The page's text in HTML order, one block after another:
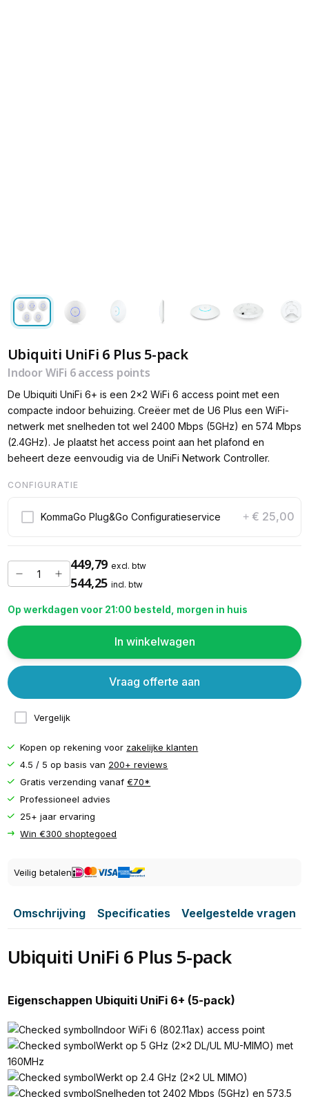
Ubiquiti UniFi 6 Plus 5-pack
Indoor WiFi 6 access points
De Ubiquiti UniFi 6+ is een 2x2 WiFi 6 access point met een
compacte indoor behuizing. Creëer met de U6 Plus een WiFi-
netwerk met snelheden tot wel 2400 Mbps (5GHz) en 574 Mbps
(2.4GHz). Je plaatst het access point aan het plafond en
beheert deze eenvoudig via de UniFi Network Controller.
CONFIGURATIE
KommaGo Plug&Go Configuratieservice + € 25,00
449,79 excl. btw
544,25 incl. btw
Op werkdagen voor 21:00 besteld, morgen in huis
In winkelwagen
Vergelijk
Vraag offerte aan
Kopen op rekening voor zakelijke klanten
4.5 / 5 op basis van 200+ reviews
Gratis verzending vanaf€70*
Professioneel advies
25+ jaar ervaring
Win €300 shoptegoed
Veilig betalen
Omschrijving Specificaties Veelgestelde vragen
Ubiquiti UniFi 6 Plus 5-pack
Eigenschappen Ubiquiti UniFi 6+ (5-pack)
Indoor WiFi 6 (802.11ax) access point
Werkt op 5 GHz (2x2 DL/UL MU-MIMO) met
160MHz
Werkt op 2.4 GHz (2x2 UL MIMO)
Snelheden tot 2402 Mbps (5GHz) en 573.5